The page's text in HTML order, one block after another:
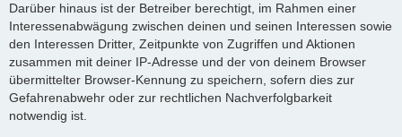
Darüber hinaus ist der Betreiber berechtigt, im Rahmen einer
Interessenabwägung zwischen deinen und seinen Interessen sowie
den Interessen Dritter, Zeitpunkte von Zugriffen und Aktionen
zusammen mit deiner IP-Adresse und der von deinem Browser
übermittelter Browser-Kennung zu speichern, sofern dies zur
Gefahrenabwehr oder zur rechtlichen Nachverfolgbarkeit
notwendig ist.